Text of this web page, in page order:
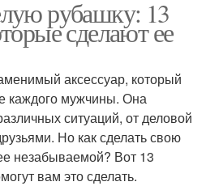
рубашку: 13
сделают ее
аксессуар, который
каждого мужчины. Она
ситуаций, от деловой
Но как сделать свою
незабываемой? Вот 13
вам это сделать.